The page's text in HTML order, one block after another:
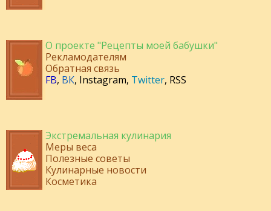
О проекте "Рецепты моей бабушки"
Рекламодателям
Обратная связь
FB, ВК, Instagram, Twitter, RSS
Экстремальная кулинария
Меры веса
Полезные советы
Кулинарные новости
Косметика